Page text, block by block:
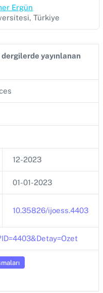
Ergün
Türkiye
yayınlanan
12-2023
01-01-2023
10.35826/ijoess.4403